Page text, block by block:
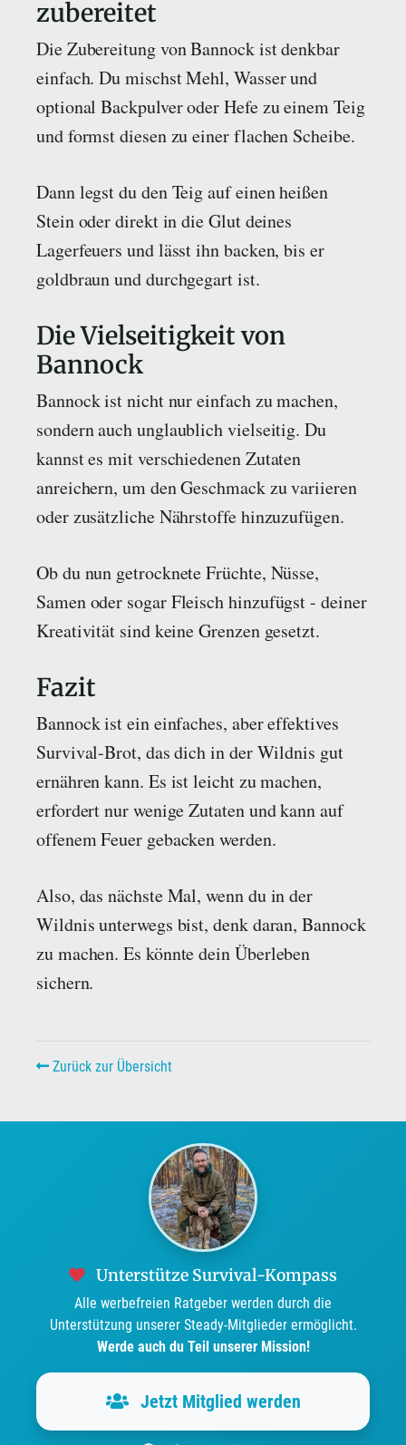
zubereitet
Die Zubereitung von Bannock ist denkbar
einfach. Du mischst Mehl, Wasser und
optional Backpulver oder Hefe zu einem Teig
und formst diesen zu einer flachen Scheibe.
Dann legst du den Teig auf einen heißen
Stein oder direkt in die Glut deines
Lagerfeuers und lässt ihn backen, bis er
goldbraun und durchgegart ist.
Die Vielseitigkeit von
Bannock
Bannock ist nicht nur einfach zu machen,
sondern auch unglaublich vielseitig. Du
kannst es mit verschiedenen Zutaten
anreichern, um den Geschmack zu variieren
oder zusätzliche Nährstoffe hinzuzufügen.
Ob du nun getrocknete Früchte, Nüsse,
Samen oder sogar Fleisch hinzufügst - deiner
Kreativität sind keine Grenzen gesetzt.
Fazit
Bannock ist ein einfaches, aber effektives
Survival-Brot, das dich in der Wildnis gut
ernähren kann. Es ist leicht zu machen,
erfordert nur wenige Zutaten und kann auf
offenem Feuer gebacken werden.
Also, das nächste Mal, wenn du in der
Wildnis unterwegs bist, denk daran, Bannock
zu machen. Es könnte dein Überleben
sichern.
Zurück zur Übersicht
Unterstütze Survival-Kompass
Alle werbefreien Ratgeber werden durch die
Unterstützung unserer Steady-Mitglieder ermöglicht.
Werde auch du Teil unserer Mission!
Jetzt Mitglied werden